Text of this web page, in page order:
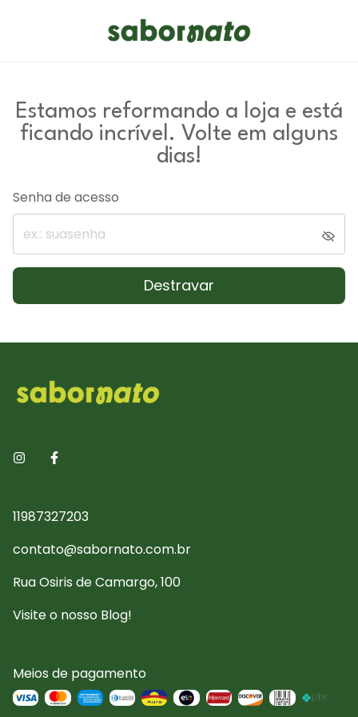
Estamos reformando a loja e está
ficando incrível. Volte em alguns
dias!
Senha de acesso
Destravar
11987327203
contato@sabornato.com.br
Rua Osiris de Camargo, 100
Visite o nosso Blog!
Meios de pagamento